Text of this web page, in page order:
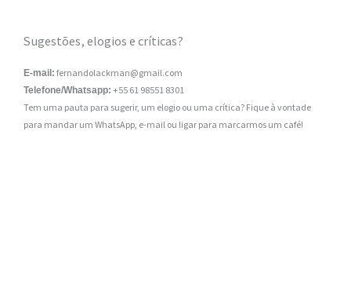
Sugestões, elogios e críticas?
E-mail: fernandolackman@gmail.com
Telefone/Whatsapp: +55 61 98551 8301
Tem uma pauta para sugerir, um elogio ou uma crítica? Fique à vontade
para mandar um WhatsApp, e-mail ou ligar para marcarmos um café!